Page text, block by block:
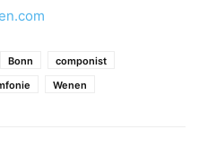
Bonn
componist
Wenen